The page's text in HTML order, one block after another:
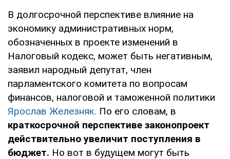
В долгосрочной перспективе влияние на
экономику административных норм,
обозначенных в проекте изменений в
Налоговый кодекс, может быть негативным,
заявил народный депутат, член
парламентского комитета по вопросам
финансов, налоговой и таможенной политики
Ярослав Железняк. По его словам, в
краткосрочной перспективе законопроект
действительно увеличит поступления в
бюджет. Но вот в будущем могут быть